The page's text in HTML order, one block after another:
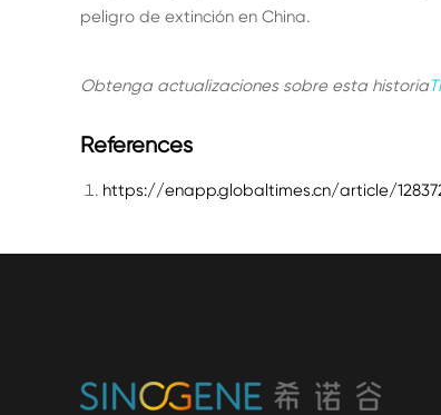
peligro de extinción en China.
Obtenga actualizaciones sobre esta historia
References
https://enapp.globaltimes.cn/article/